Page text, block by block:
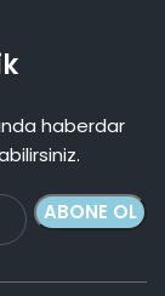
haberdar